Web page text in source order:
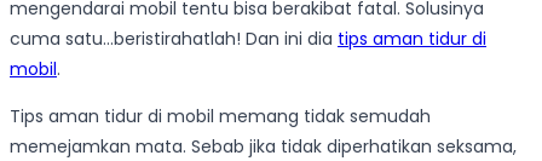
mengendarai mobil tentu bisa berakibat fatal. Solusinya
cuma satu…beristirahatlah! Dan ini dia tips aman tidur di
mobil.
Tips aman tidur di mobil memang tidak semudah
memejamkan mata. Sebab jika tidak diperhatikan seksama,